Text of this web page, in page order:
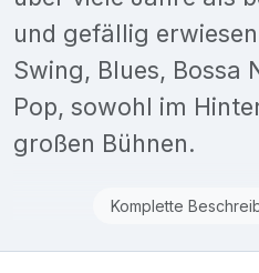
und gefällig
Swing, Blues, Bossa
Pop, sowohl im
großen Bühnen.
Komplette